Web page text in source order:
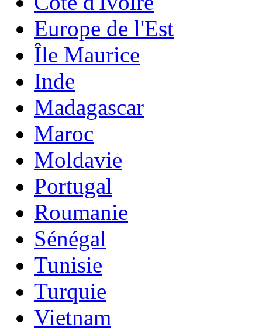
Europe de l'Est
Île Maurice
Inde
Madagascar
Maroc
Moldavie
Portugal
Roumanie
Sénégal
Tunisie
Turquie
Vietnam